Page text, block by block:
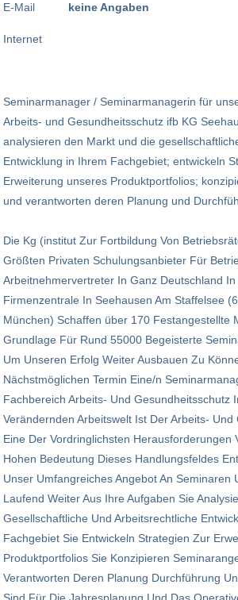
E-Mail
Internet
keine Angaben
Seminarmanager / Seminarmanagerin für
Arbeits- und Gesundheitsschutz ifb KG
analysieren den Markt und die
Entwicklung in Ihrem Fachgebiet; entwickeln
Erweiterung unseres Produktportfolios;
und verantworten deren Planung und
Die Kg (institut Zur Fortbildung Von
Größten Privaten Schu­lungs­anbieter Für
Arbeitnehmervertreter In Ganz Deutsch­land
Firmenzentrale In Seehausen Am Staffelsee
München) Schaffen über 170 Festangestellte
Grundlage Für Rund 55000 Begeisterte
Um Unseren Erfolg Weiter Ausbauen Zu
Nächstmöglichen Termin Eine/n
Fach­bereich Arbeits- Und Gesundheitsschutz
Verändernden Arbeitswelt Ist Der Arbeits-
Eine Der Vordringlichsten Herausforderungen
Hohen Bedeutung Dieses Handlungsfeldes
Unser Umfangreiches Angebot An Semi­naren
Laufend Weiter Aus Ihre Aufgaben Sie
Gesellschaftliche Und Arbeitsrechtliche
Fachgebiet Sie Entwickeln Strategien Zur
Produktportfolios Sie Konzipieren
Verantworten Deren Planung Durchführung